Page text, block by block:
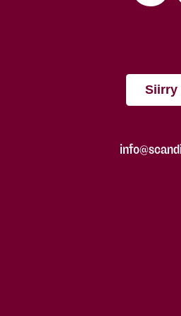
Siirry